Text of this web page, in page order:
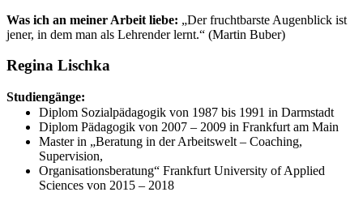
Was ich an meiner Arbeit liebe: „Der fruchtbarste Augenblick ist
jener, in dem man als Lehrender lernt.“ (Martin Buber)
Regina Lischka
Studiengänge:
Diplom Sozialpädagogik von 1987 bis 1991 in Darmstadt
Diplom Pädagogik von 2007 – 2009 in Frankfurt am Main
Master in „Beratung in der Arbeitswelt – Coaching,
Supervision,
Organisationsberatung“ Frankfurt University of Applied
Sciences von 2015 – 2018